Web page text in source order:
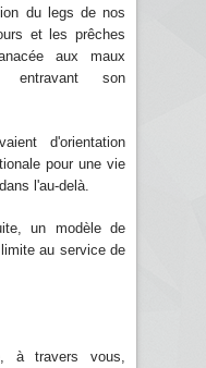
du legs de nos
et les prêches
aux maux
son
d'orientation
pour une vie
l'au-delà.
un modèle de
au service de
à travers vous,